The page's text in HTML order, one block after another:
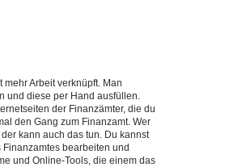
Arbeit verknüpft. Man
und diese per Hand ausfüllen.
der Finanzämter, die du
den Gang zum Finanzamt. Wer
kann auch das tun. Du kannst
bearbeiten und
und Online-Tools, die einem das